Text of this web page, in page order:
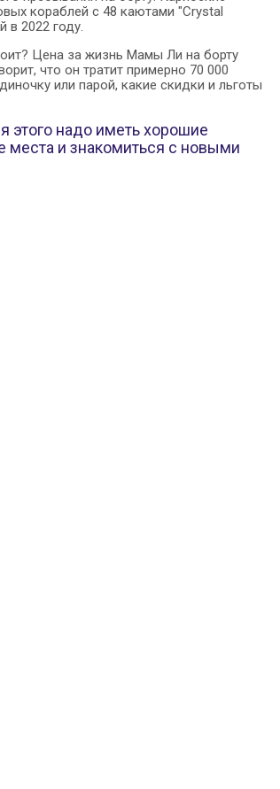
кораблей с 48 каютами "Crystal
в 2022 году.
Цена за жизнь Мамы Ли на борту
что он тратит примерно 70 000
или парой, какие скидки и льготы
этого надо иметь хорошие
и знакомиться с новыми